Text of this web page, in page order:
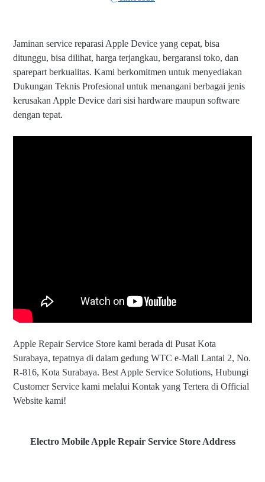
Jaminan service reparasi Apple Device yang cepat, bisa
ditunggu, bisa dilihat, harga terjangkau, bergaransi toko, dan
sparepart berkualitas. Kami berkomitmen untuk menyediakan
Dukungan Teknis Profesional untuk menangani berbagai jenis
kerusakan Apple Device dari sisi hardware maupun software
dengan tepat.
Apple Repair Service Store kami berada di Pusat Kota
Surabaya, tepatnya di dalam gedung WTC e-Mall Lantai 2, No.
R-816, Kota Surabaya. Best Apple Service Solutions, Hubungi
Customer Service kami melalui Kontak yang Tertera di Official
Website kami!
Electro Mobile Apple Repair Service Store Address